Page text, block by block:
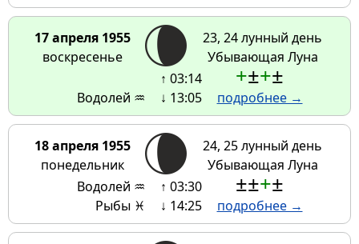
17 апреля 1955
воскресенье
23, 24 лунный день
Убывающая Луна
Водолей ♒
↑ 03:14
↓ 13:05
+±+±
подробнее →
18 апреля 1955
понедельник
24, 25 лунный день
Убывающая Луна
Водолей ♒
Рыбы ♓
↑ 03:30
↓ 14:25
±±+±
подробнее →